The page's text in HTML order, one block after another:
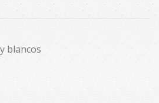
blancos